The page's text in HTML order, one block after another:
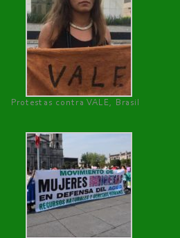
Protestas contra VALE, Brasil